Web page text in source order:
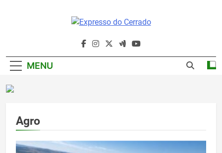
Expresso Do
Cerrado
MENU
Agro